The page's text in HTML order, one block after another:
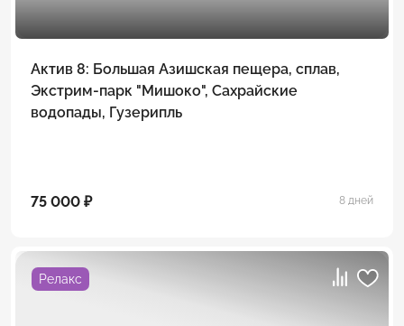
Актив 8: Большая Азишская пещера, сплав,
Экстрим-парк "Мишоко", Сахрайские
водопады, Гузерипль
75 000 ₽ 8 дней
Релакс